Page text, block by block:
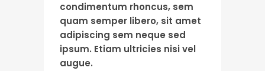
condimentum rhoncus, sem
quam semper libero, sit amet
adipiscing sem neque sed
ipsum. Etiam ultricies nisi vel
augue.